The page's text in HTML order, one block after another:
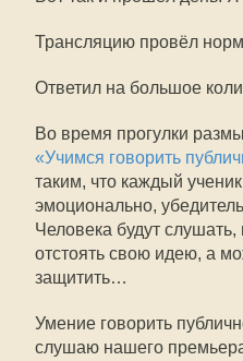
Трансляцию провёл
Ответил на большое
Во время прогулки
«Учимся говорить
таким, что каждый
эмоционально,
Человека будут слушать,
отстоять свою идею, а
защитить…
Умение говорить
слушаю нашего